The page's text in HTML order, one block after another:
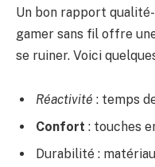
Un bon rapport
gamer sans fil offre
se ruiner. Voici
Réactivité : temps
Confort : touches
Durabilité :